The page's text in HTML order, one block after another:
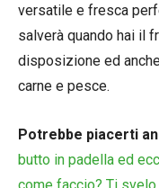
versatile e fresca
salverà quando hai il
disposizione ed
carne e pesce.
Potrebbe piacerti
butto in padella ed